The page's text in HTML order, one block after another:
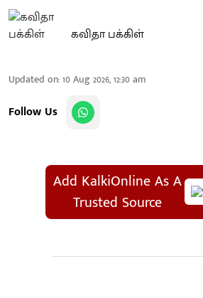
கவிதா பக்கிள்
Updated on:10 Aug 2026, 12:30 am
Follow Us
Add KalkiOnline As A
Trusted Source